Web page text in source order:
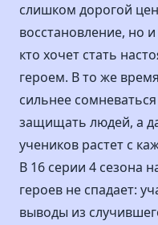
слишком дорогой
восстановление, но
кто хочет стать
героем. В то же
сильнее
защищать людей, а
учеников растет с
В 16 серии 4 сезона
героев не спадает:
выводы из